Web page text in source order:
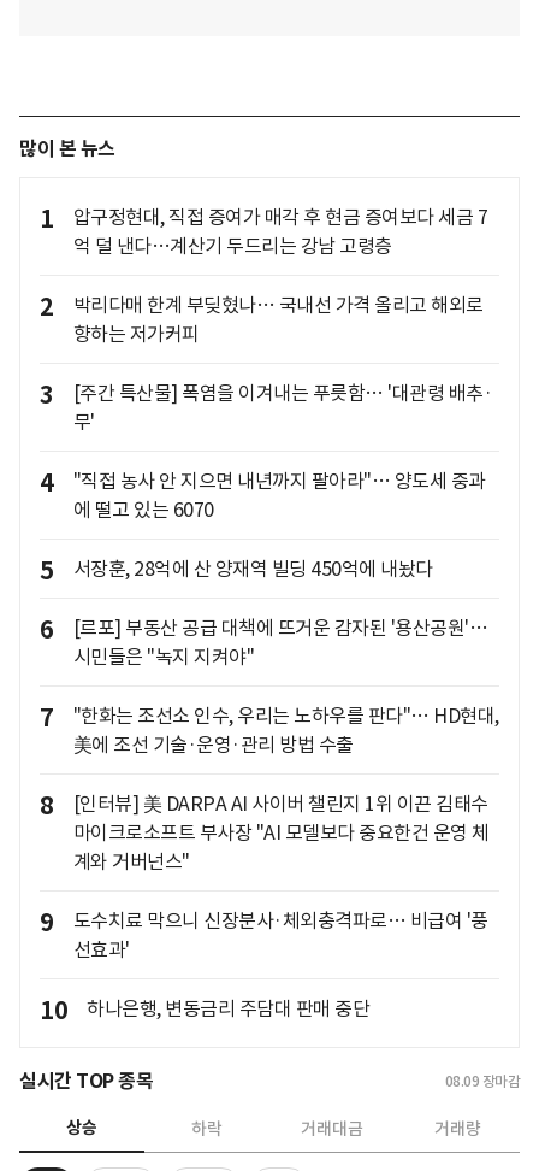
많이 본 뉴스
1
압구정현대, 직접 증여가 매각 후 현금 증여보다 세금 7
억 덜 낸다…계산기 두드리는 강남 고령층
2
박리다매 한계 부딪혔나… 국내선 가격 올리고 해외로
향하는 저가커피
3
[주간 특산물] 폭염을 이겨내는 푸릇함… '대관령 배추·
무'
4
"직접 농사 안 지으면 내년까지 팔아라"… 양도세 중과
에 떨고 있는 6070
5 서장훈, 28억에 산 양재역 빌딩 450억에 내놨다
6
[르포] 부동산 공급 대책에 뜨거운 감자된 '용산공원'…
시민들은 "녹지 지켜야"
7
"한화는 조선소 인수, 우리는 노하우를 판다"… HD현대,
美에 조선 기술·운영·관리 방법 수출
8
[인터뷰] 美 DARPA AI 사이버 챌린지 1위 이끈 김태수
마이크로소프트 부사장 "AI 모델보다 중요한건 운영 체
계와 거버넌스"
9
도수치료 막으니 신장분사·체외충격파로… 비급여 '풍
선효과'
10 하나은행, 변동금리 주담대 판매 중단
실시간 TOP 종목 08.09 장마감
상승 하락 거래대금 거래량